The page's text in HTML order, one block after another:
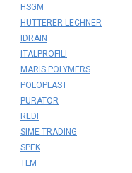
HSGM
HUTTERER-LECHNER
IDRAIN
ITALPROFILI
MARIS POLYMERS
POLOPLAST
PURATOR
REDI
SIME TRADING
SPEK
TLM